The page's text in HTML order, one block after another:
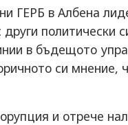
ГЕРБ в Албена
политически
в бъдещото
си мнение,
и отрече